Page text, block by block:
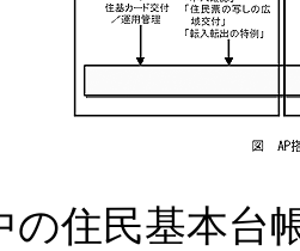
の住民基本台